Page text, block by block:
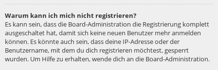
Warum kann ich mich nicht registrieren?
Es kann sein, dass die Board-Administration die Registrierung komplett
ausgeschaltet hat, damit sich keine neuen Benutzer mehr anmelden
können. Es könnte auch sein, dass deine IP-Adresse oder der
Benutzername, mit dem du dich registrieren möchtest, gesperrt
wurden. Um Hilfe zu erhalten, wende dich an die Board-Administration.